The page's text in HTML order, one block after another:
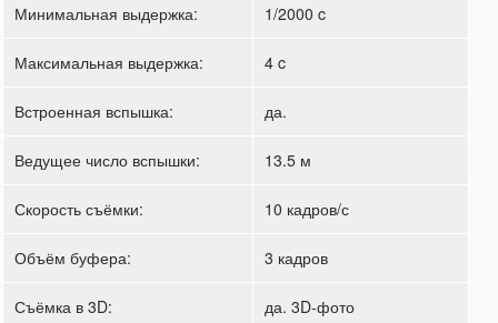
Минимальная выдержка: 1/2000 c
Максимальная выдержка: 4 c
Встроенная вспышка: да.
Ведущее число вспышки: 13.5 м
Скорость съёмки: 10 кадров/с
Объём буфера: 3 кадров
Съёмка в 3D: да. 3D-фото